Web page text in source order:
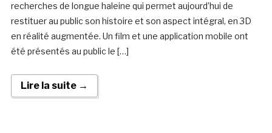
recherches de longue haleine qui permet aujourd’hui de
restituer au public son histoire et son aspect intégral, en 3D
en réalité augmentée. Un film et une application mobile ont
été présentés au public le […]
Lire la suite →